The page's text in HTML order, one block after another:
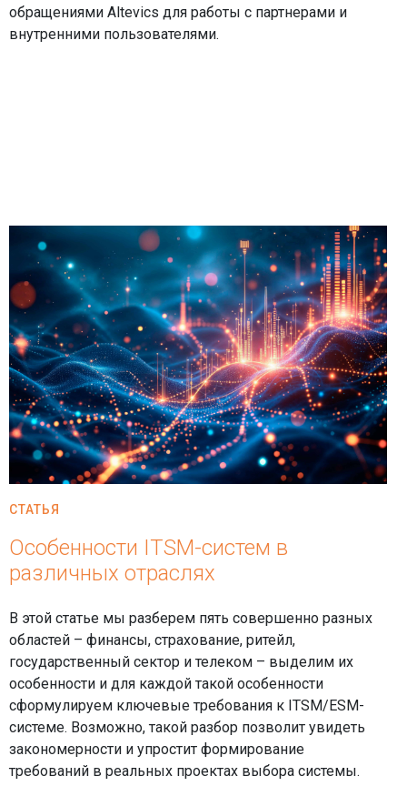
обращениями Altevics для работы с партнерами и
внутренними пользователями.
СТАТЬЯ
Особенности ITSM-систем в
различных отраслях
В этой статье мы разберем пять совершенно разных
областей – финансы, страхование, ритейл,
государственный сектор и телеком – выделим их
особенности и для каждой такой особенности
сформулируем ключевые требования к ITSM/ESM-
системе. Возможно, такой разбор позволит увидеть
закономерности и упростит формирование
требований в реальных проектах выбора системы.